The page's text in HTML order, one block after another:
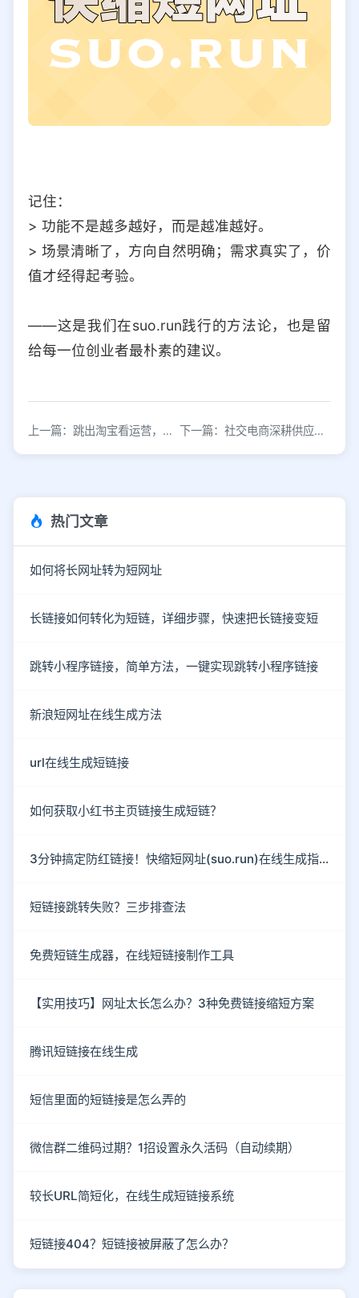
记住：
> 功能不是越多越好，而是越准越好。
> 场景清晰了，方向自然明确；需求真实了，价
值才经得起考验。
——这是我们在suo.run践行的方法论，也是留
给每一位创业者最朴素的建议。
上一篇：跳出淘宝看运营，打造爆款新思路 下一篇：社交电商深耕供应链，看似做B端实则服务C端用户
热门文章
如何将长网址转为短网址
长链接如何转化为短链，详细步骤，快速把长链接变短
跳转小程序链接，简单方法，一键实现跳转小程序链接
新浪短网址在线生成方法
url在线生成短链接
如何获取小红书主页链接生成短链？
3分钟搞定防红链接！快缩短网址(suo.run)在线生成指南
短链接跳转失败？三步排查法
免费短链生成器，在线短链接制作工具
【实用技巧】网址太长怎么办？3种免费链接缩短方案
腾讯短链接在线生成
短信里面的短链接是怎么弄的
微信群二维码过期？1招设置永久活码（自动续期）
较长URL简短化，在线生成短链接系统
短链接404？短链接被屏蔽了怎么办？